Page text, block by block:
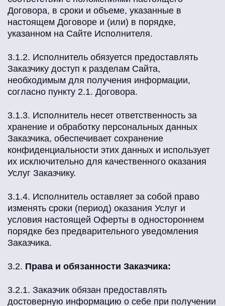
Договора, в сроки и объеме, указанные в
настоящем Договоре и (или) в порядке,
указанном на Сайте Исполнителя.
3.1.2. Исполнитель обязуется предоставлять
Заказчику доступ к разделам Сайта,
необходимым для получения информации,
согласно пункту 2.1. Договора.
3.1.3. Исполнитель несет ответственность за
хранение и обработку персональных данных
Заказчика, обеспечивает сохранение
конфиденциальности этих данных и использует
их исключительно для качественного оказания
Услуг Заказчику.
3.1.4. Исполнитель оставляет за собой право
изменять сроки (период) оказания Услуг и
условия настоящей Оферты в одностороннем
порядке без предварительного уведомления
Заказчика.
3.2. Права и обязанности Заказчика:
3.2.1. Заказчик обязан предоставлять
достоверную информацию о себе при получении